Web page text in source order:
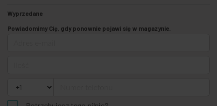
Wyprzedane
Powiadomimy Cię, gdy ponownie pojawi się w magazynie.